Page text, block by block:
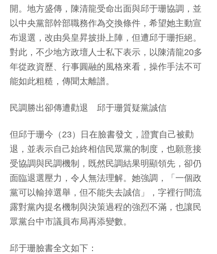
開。地方盛傳，陳清龍受命出面與邱于珊協調，並
以中央黨部幹部職務作為交換條件，希望她主動宣
布退選，改由吳皇昇披掛上陣，但遭邱于珊拒絕。
對此，不少地方政壇人士私下表示，以陳清龍20多
年從政資歷、行事圓融的風格來看，操作手法不可
能如此粗糙，傳聞太離譜。
民調勝出卻傳遭勸退 邱于珊質疑黨誠信
但邱于珊今（23）日在臉書發文，證實自己被勸
退，並表示自己始終相信民眾黨的制度，也願意接
受協調與民調機制，既然民調結果明顯領先，卻仍
面臨退選壓力，令人無法理解。她強調，「一個政
黨可以輸掉選舉，但不能失去誠信」，字裡行間流
露對黨內提名機制與決策過程的強烈不滿，也讓民
眾黨台中市議員布局再添變數。
邱于珊臉書全文如下：